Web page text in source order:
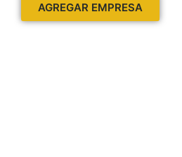
AGREGAR EMPRESA